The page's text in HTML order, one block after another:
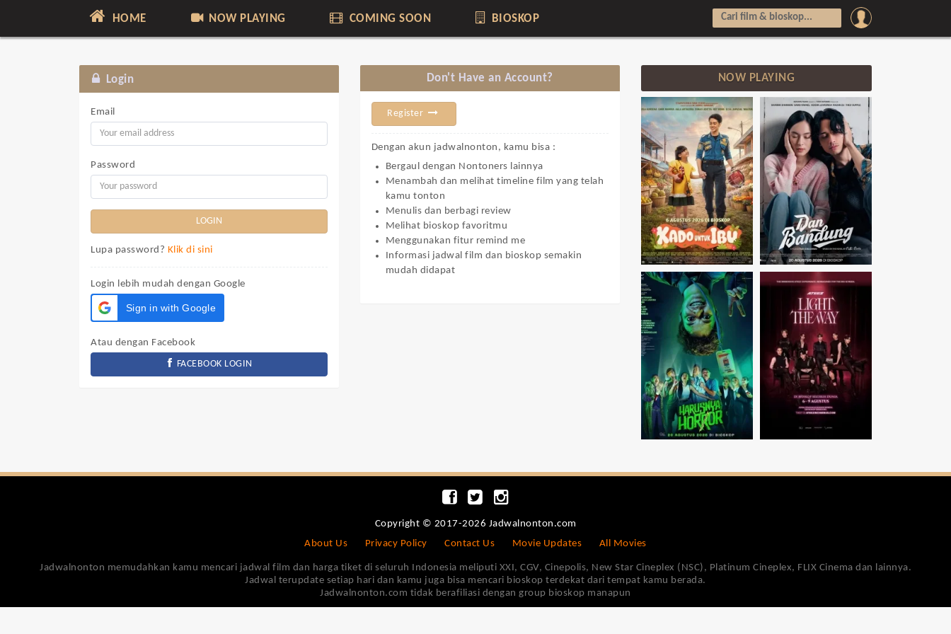
HOME NOW PLAYING COMING SOON BIOSKOP
Login
Email
Password
Lupa password? Klik di sini
Login lebih mudah dengan Google
Atau dengan Facebook
FACEBOOK LOGIN
Don't Have an Account?
Register
Dengan akun jadwalnonton, kamu bisa :
Bergaul dengan Nontoners lainnya
Menambah dan melihat timeline film yang telah
kamu tonton
Menulis dan berbagi review
Melihat bioskop favoritmu
Menggunakan fitur remind me
Informasi jadwal film dan bioskop semakin
mudah didapat
NOW PLAYING
Copyright © 2017-2026 Jadwalnonton.com
About Us
Privacy Policy Contact Us Movie Updates All Movies
Jadwalnonton memudahkan kamu mencari jadwal film dan harga tiket di seluruh Indonesia meliputi XXI, CGV, Cinepolis, New Star Cineplex (NSC), Platinum Cineplex, FLIX Cinema dan lainnya.
Jadwal terupdate setiap hari dan kamu juga bisa mencari bioskop terdekat dari tempat kamu berada.
Jadwalnonton.com tidak berafiliasi dengan group bioskop manapun